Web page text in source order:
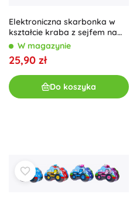
Elektroniczna skarbonka w
kształcie kraba z sejfem na
PIN – WOOPIE, niebieska
W magazynie
25,90 zł
Do koszyka